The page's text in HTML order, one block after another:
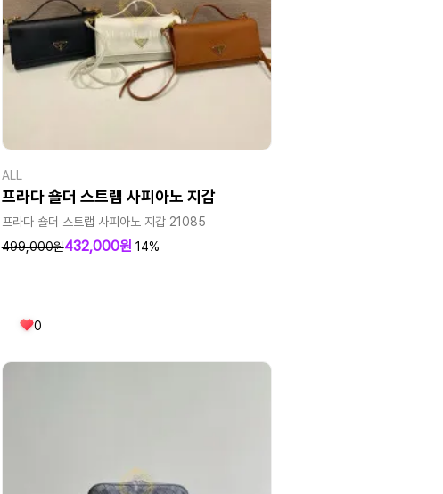
ALL
프라다 숄더 스트랩 사피아노 지갑
프라다 숄더 스트랩 사피아노 지갑 21085
499,000원432,000원 14%
0